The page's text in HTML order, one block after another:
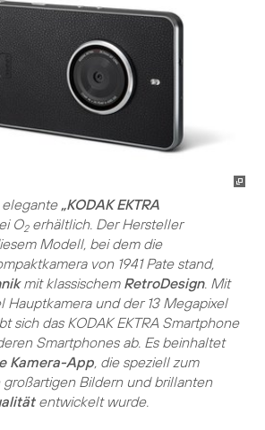
elegante„KODAK EKTRA
O2erhältlich. Der Hersteller
Modell, bei dem die
von 1941 Pate stand,
mit klassischem RetroDesign. Mit
Hauptkamera und der 13 Megapixel
sich das KODAK EKTRA Smartphone
Smartphones ab. Es beinhaltet
Kamera-App , die speziell zum
Bildern und brillanten
entwickelt wurde.